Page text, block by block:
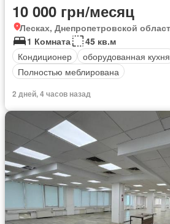
10 000 грн/месяц
Лесках, Днепропетровской
1 Комната
45 кв.м
Кондиционер
оборудованная кухня
Полностью меблирована
2 дней, 4 часов назад